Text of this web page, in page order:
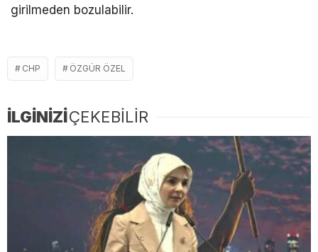
girilmeden bozulabilir.
CHP ÖZGÜR ÖZEL
İLGİNİZİÇEKEBİLİR